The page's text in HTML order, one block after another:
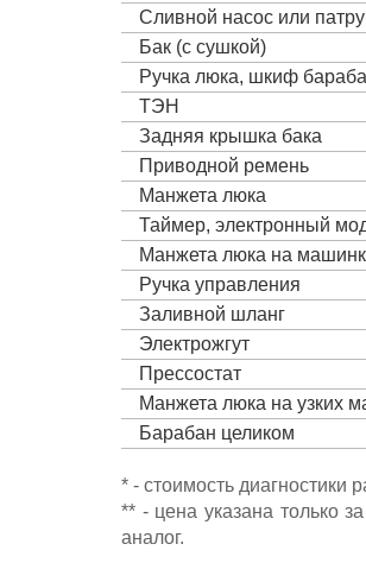
Сливной насос или
Бак (с сушкой)
Ручка люка, шкиф
ТЭН
Задняя крышка бака
Приводной ремень
Манжета люка
Таймер, электронный
Манжета люка на
Ручка управления
Заливной шланг
Электрожгут
Прессостат
Манжета люка на узких
Барабан целиком
* - стоимость диагностики
** - цена указана только
аналог.